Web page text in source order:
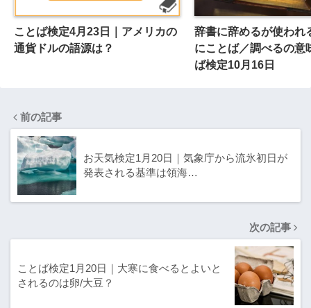
ことば検定4月23日｜アメリカの
通貨ドルの語源は？
辞書に辞めるが使われ
にことば／調べるの意
ば検定10月16日
前の記事
お天気検定1月20日｜気象庁から流氷初日が
発表される基準は領海…
次の記事
ことば検定1月20日｜大寒に食べるとよいと
されるのは卵/大豆？